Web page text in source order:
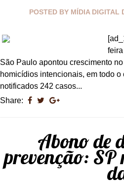
POSTED BY MÍDIA DIGITAL
São Paulo apontou crescimento
homicídios intencionais, em todo
notificados 242 casos...
Share:
Abono de
prevenção: SP